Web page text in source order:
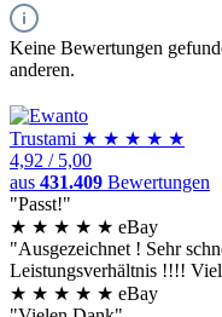
Keine Bewertungen
anderen.
Trustami ★ ★ ★ ★ ★
4,92 / 5,00
aus 431.409 Bewertungen
"Passt!"
★ ★ ★ ★ ★ eBay
"Ausgezeichnet ! Sehr
Leistungsverhältnis !!!!
★ ★ ★ ★ ★ eBay